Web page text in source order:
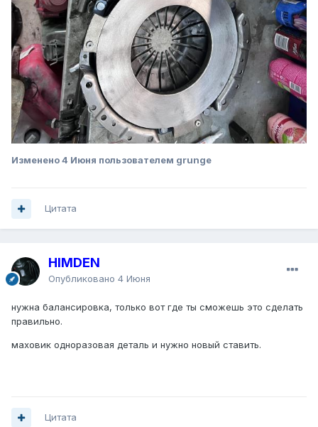
Изменено4 Июня пользователем grunge
Цитата
HIMDEN
Опубликовано 4 Июня
нужна балансировка, только вот где ты сможешь это сделать
правильно.
маховик одноразовая деталь и нужно новый ставить.
Цитата